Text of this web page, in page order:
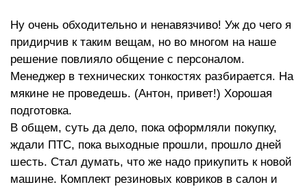
Ну очень обходительно и ненавязчиво! Уж до чего я
придирчив к таким вещам, но во многом на наше
решение повлияло общение с персоналом.
Менеджер в технических тонкостях разбирается. На
мякине не проведешь. (Антон, привет!) Хорошая
подготовка.
В общем, суть да дело, пока оформляли покупку,
ждали ПТС, пока выходные прошли, прошло дней
шесть. Стал думать, что же надо прикупить к новой
машине. Комплект резиновых ковриков в салон и